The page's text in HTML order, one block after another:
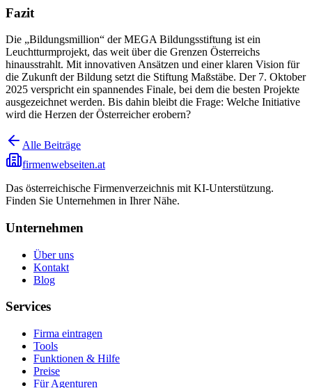
Fazit
Die „Bildungsmillion“ der MEGA Bildungsstiftung ist ein
Leuchtturmprojekt, das weit über die Grenzen Österreichs
hinausstrahlt. Mit innovativen Ansätzen und einer klaren Vision für
die Zukunft der Bildung setzt die Stiftung Maßstäbe. Der 7. Oktober
2025 verspricht ein spannendes Finale, bei dem die besten Projekte
ausgezeichnet werden. Bis dahin bleibt die Frage: Welche Initiative
wird die Herzen der Österreicher erobern?
Alle Beiträge
firmenwebseiten.at
Das österreichische Firmenverzeichnis mit KI-Unterstützung.
Finden Sie Unternehmen in Ihrer Nähe.
Unternehmen
Über uns
Kontakt
Blog
Services
Firma eintragen
Tools
Funktionen & Hilfe
Preise
Für Agenturen